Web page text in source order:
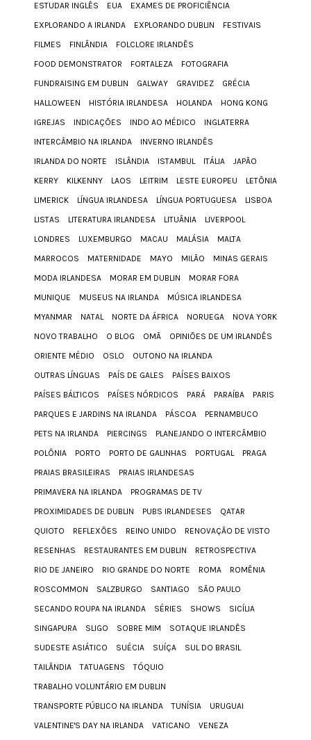
ESTUDAR INGLÊS
EUA
EXAMES DE PROFICIÊNCIA
EXPLORANDO A IRLANDA
EXPLORANDO DUBLIN
FESTIVAIS
FILMES
FINLÂNDIA
FOLCLORE IRLANDÊS
FOOD DEMONSTRATOR
FORTALEZA
FOTOGRAFIA
FUNDRAISING EM DUBLIN
GALWAY GRAVIDEZ
GRÉCIA
HALLOWEEN
HISTÓRIA IRLANDESA HOLANDA
HONG KONG
IGREJAS
INDICAÇÕES INDO AO MÉDICO
INGLATERRA
INTERCÂMBIO NA IRLANDA
INVERNO IRLANDÊS
IRLANDA DO NORTE
ISLÂNDIA ISTAMBUL ITÁLIA
JAPÃO
KERRY
KILKENNY LAOS LEITRIM LESTE EUROPEU
LETÔNIA
LIMERICK
LÍNGUA IRLANDESA LÍNGUA PORTUGUESA
LISBOA
LISTAS
LITERATURA IRLANDESA LITUÂNIA
LIVERPOOL
LONDRES
LUXEMBURGO MACAU MALÁSIA
MALTA
MARROCOS
MATERNIDADE MAYO MILÃO
MINAS GERAIS
MODA IRLANDESA
MORAR EM DUBLIN
MORAR FORA
MUNIQUE
MUSEUS NA IRLANDA
MÚSICA IRLANDESA
MYANMAR
NATAL NORTE DA ÁFRICA NORUEGA
NOVA YORK
NOVO TRABALHO
O BLOG OMÃ
OPINIÕES DE UM IRLANDÊS
ORIENTE MÉDIO
OSLO
OUTONO NA IRLANDA
OUTRAS LÍNGUAS
PAÍS DE GALES
PAÍSES BAIXOS
PAÍSES BÁLTICOS
PAÍSES NÓRDICOS PARÁ PARAÍBA
PARIS
PARQUES E JARDINS NA IRLANDA
PÁSCOA
PERNAMBUCO
PETS NA IRLANDA
PIERCINGS
PLANEJANDO O INTERCÂMBIO
POLÔNIA
PORTO PORTO DE GALINHAS PORTUGAL
PRAGA
PRAIAS BRASILEIRAS
PRAIAS IRLANDESAS
PRIMAVERA NA IRLANDA
PROGRAMAS DE TV
PROXIMIDADES DE DUBLIN
PUBS IRLANDESES
QATAR
QUIOTO
REFLEXÕES REINO UNIDO
RENOVAÇÃO DE VISTO
RESENHAS
RESTAURANTES EM DUBLIN
RETROSPECTIVA
RIO DE JANEIRO
RIO GRANDE DO NORTE ROMA
ROMÊNIA
ROSCOMMON
SALZBURGO SANTIAGO
SÃO PAULO
SECANDO ROUPA NA IRLANDA
SÉRIES SHOWS
SICÍLIA
SINGAPURA
SLIGO SOBRE MIM
SOTAQUE IRLANDÊS
SUDESTE ASIÁTICO
SUÉCIA SUÍÇA
SUL DO BRASIL
TAILÂNDIA
TATUAGENS
TÓQUIO
TRABALHO VOLUNTÁRIO EM DUBLIN
TRANSPORTE PÚBLICO NA IRLANDA
TUNÍSIA
URUGUAI
VALENTINE'S DAY NA IRLANDA
VATICANO
VENEZA